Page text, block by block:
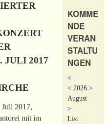
JULI 2017
2017,
mit im
KOMME
NDE
VERAN
STALTU
NGEN
<
< 2026>
August
>
List